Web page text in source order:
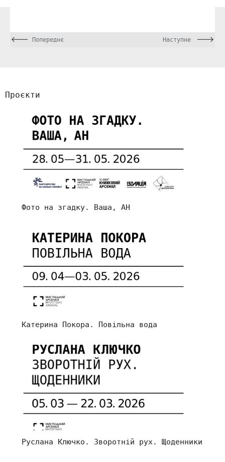
Наступне
Попереднє
Проєкти
Фото на згадку. Ваша, АН
Катерина Покора. Повільна вода
Руслана Ключко. Зворотній рух. Щоденники